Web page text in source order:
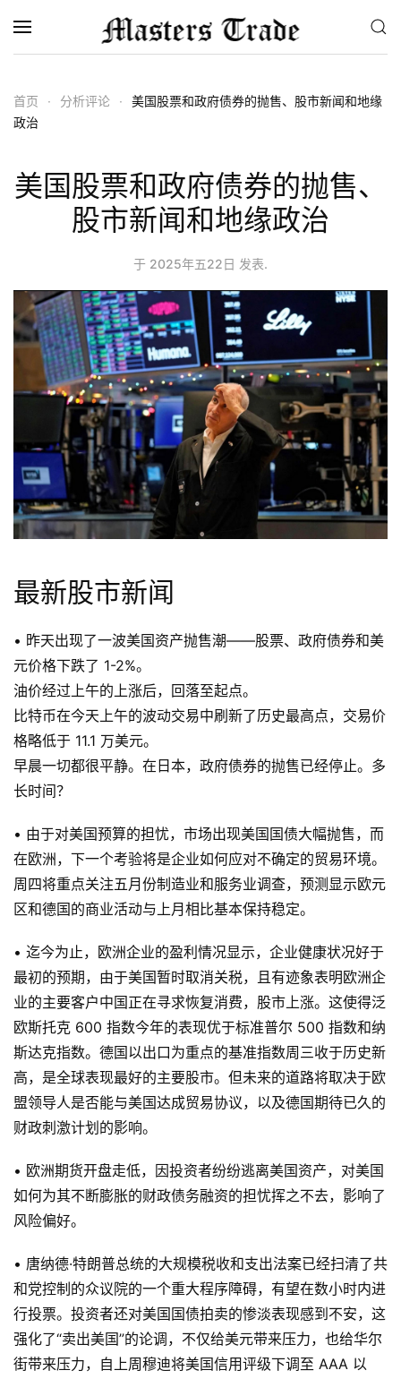
跳至主要内容
首页 分析评论
美国股票和政府债券的抛售、股市新闻和地缘
政治
美国股票和政府债券的抛售、
股市新闻和地缘政治
于 2025年五22日 发表.
最新股市新闻
• 昨天出现了一波美国资产抛售潮——股票、政府债券和美
元价格下跌了 1-2%。
油价经过上午的上涨后，回落至起点。
比特币在今天上午的波动交易中刷新了历史最高点，交易价
格略低于 11.1 万美元。
早晨一切都很平静。在日本，政府债券的抛售已经停止。多
长时间？
• 由于对美国预算的担忧，市场出现美国国债大幅抛售，而
在欧洲，下一个考验将是企业如何应对不确定的贸易环境。
周四将重点关注五月份制造业和服务业调查，预测显示欧元
区和德国的商业活动与上月相比基本保持稳定。
• 迄今为止，欧洲企业的盈利情况显示，企业健康状况好于
最初的预期，由于美国暂时取消关税，且有迹象表明欧洲企
业的主要客户中国正在寻求恢复消费，股市上涨。这使得泛
欧斯托克 600 指数今年的表现优于标准普尔 500 指数和纳
斯达克指数。德国以出口为重点的基准指数周三收于历史新
高，是全球表现最好的主要股市。但未来的道路将取决于欧
盟领导人是否能与美国达成贸易协议，以及德国期待已久的
财政刺激计划的影响。
• 欧洲期货开盘走低，因投资者纷纷逃离美国资产，对美国
如何为其不断膨胀的财政债务融资的担忧挥之不去，影响了
风险偏好。
• 唐纳德·特朗普总统的大规模税收和支出法案已经扫清了共
和党控制的众议院的一个重大程序障碍，有望在数小时内进
行投票。投资者还对美国国债拍卖的惨淡表现感到不安，这
强化了“卖出美国”的论调，不仅给美元带来压力，也给华尔
街带来压力，自上周穆迪将美国信用评级下调至 AAA 以